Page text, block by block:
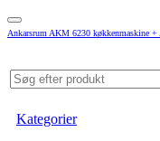
Ankarsrum AKM 6230 køkkenmaskine
Kategorier